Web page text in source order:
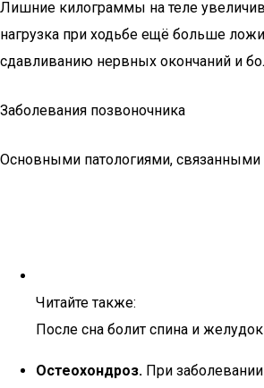
Лишние килограммы на теле
нагрузка при ходьбе ещё больше
сдавливанию нервных окончаний и
Заболевания позвоночника
Основными патологиями, связанными
Читайте также:
После сна болит спина и желудок
Остеохондроз. При